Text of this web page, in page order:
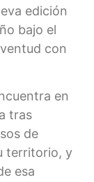
edición
bajo el
con
en
tras
de
territorio, y
esa